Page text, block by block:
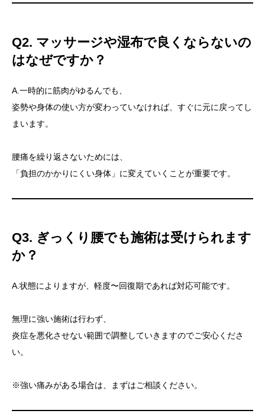
Q2. マッサージや湿布で良くならないの
はなぜですか？
A.一時的に筋肉がゆるんでも、
姿勢や身体の使い方が変わっていなければ、すぐに元に戻ってし
まいます。
腰痛を繰り返さないためには、
「負担のかかりにくい身体」に変えていくことが重要です。
Q3. ぎっくり腰でも施術は受けられます
か？
A.状態によりますが、軽度〜回復期であれば対応可能です。
無理に強い施術は行わず、
炎症を悪化させない範囲で調整していきますのでご安心くださ
い。
※強い痛みがある場合は、まずはご相談ください。